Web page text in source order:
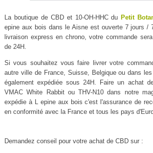
La boutique de CBD et 10-OH-HHC du Petit
epine aux bois dans le Aisne est ouverte 7 jours /
livraison express en chrono, votre commande
de 24H.
Si vous souhaitez vous faire livrer votre
autre ville de France, Suisse, Belgique ou dans
également expédiée sous 24H. Faire un achat
VMAC White Rabbit ou THV-N10 dans notre
expédie à L epine aux bois c'est l'assurance de
en conformité avec la France et tous les pays
Demandez conseil pour votre achat de CBD sur :